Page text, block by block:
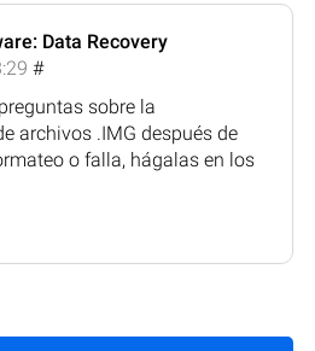
Data Recovery
#
sobre la
archivos .IMG después de
o falla, hágalas en los